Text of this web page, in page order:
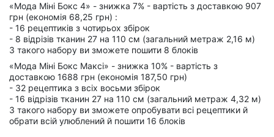
«Мода Міні Бокс 4» - знижка 7% - вартість з доставкою 907
грн (економія 68,25 грн) :
- 16 рецептиків з чотирьох збірок
- 8 відрізів тканин 27 на 110 см (загальний метраж 2,16 м)
З такого набору ви зможете пошити 8 блоків
«Мода Міні Бокс Максі» - знижка 10% - вартість з
доставкою 1688 грн (економія 187,50 грн)
- 32 рецептика з всіх восьми збірок
- 16 відрізів тканин 27 на 110 см (загальний метраж 4,32 м)
З такого набору ви зможете опробувати всі рецептики й
обрати всій улюблений й пошити 16 блоків